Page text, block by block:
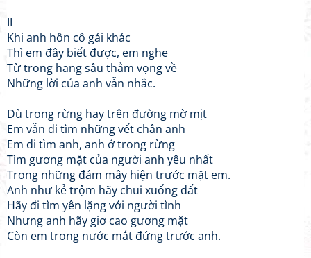
II
Khi anh hôn cô gái khác
Thì em đây biết được, em nghe
Từ trong hang sâu thẳm vọng về
Những lời của anh vẫn nhắc.
Dù trong rừng hay trên đường mờ mịt
Em vẫn đi tìm những vết chân anh
Em đi tìm anh, anh ở trong rừng
Tìm gương mặt của người anh yêu nhất
Trong những đám mây hiện trước mặt em.
Anh như kẻ trộm hãy chui xuống đất
Hãy đi tìm yên lặng với người tình
Nhưng anh hãy giơ cao gương mặt
Còn em trong nước mắt đứng trước anh.